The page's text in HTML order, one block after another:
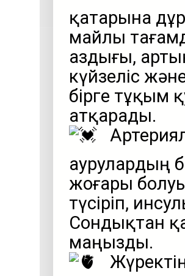
қатарына
майлы
аздығы,
күйзеліс
бірге тұқым
атқарады.
аурулардың
жоғары
түсіріп,
Сондықтан
маңызды.